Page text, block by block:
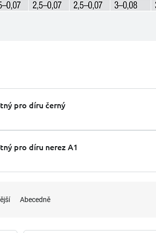
pro díru černý
pro díru nerez A1
Abecedně